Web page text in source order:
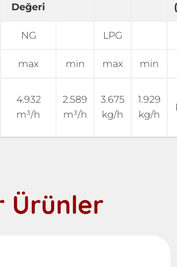
Değeri
NG LPG
max min max min
4.932
m³/h
2.589
m³/h
3.675
kg/h
1.929
kg/h
Ürünler